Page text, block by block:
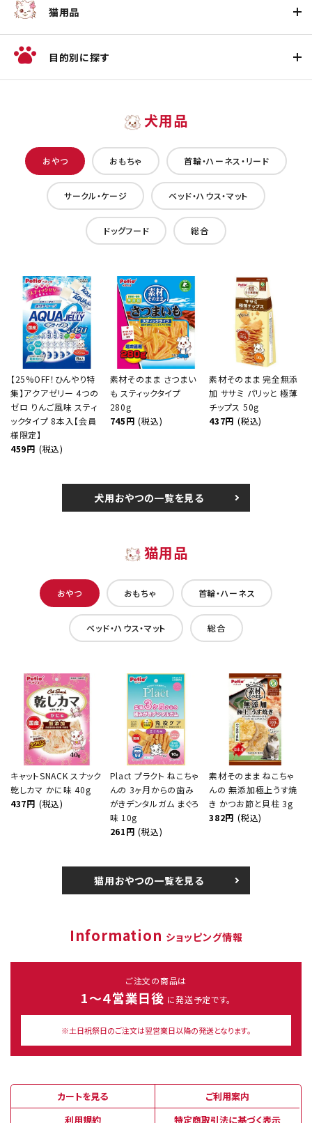
猫用品
目的別に探す
犬用品
おやつ おもちゃ 首輪・ハーネス・リード
サークル・ケージ ベッド・ハウス・マット
ドッグフード 総合
【25%OFF！ひんやり特
集】アクアゼリー 4つの
ゼロ りんご風味 スティ
ックタイプ 8本入【会員
様限定】
459円 (税込)
素材そのまま さつまい
も スティックタイプ
280g
745円 (税込)
素材そのまま 完全無添
加 ササミ パリッと 極薄
チップス 50g
437円 (税込)
犬用おやつの一覧を見る
猫用品
おやつ おもちゃ 首輪・ハーネス
ベッド・ハウス・マット 総合
キャットSNACK スナック
乾しカマ かに味 40g
437円 (税込)
Plact プラクト ねこちゃ
んの 3ヶ月からの歯み
がきデンタルガム まぐろ
味 10g
261円 (税込)
素材そのまま ねこちゃ
んの 無添加極上うす焼
き かつお節と貝柱 3g
382円 (税込)
猫用おやつの一覧を見る
Information ショッピング情報
ご注文の商品は
1～４営業日後 に発送予定です。
※土日祝祭日のご注文は翌営業日以降の発送となります。
カートを見る
ご利用案内
利用規約
特定商取引法に基づく表示